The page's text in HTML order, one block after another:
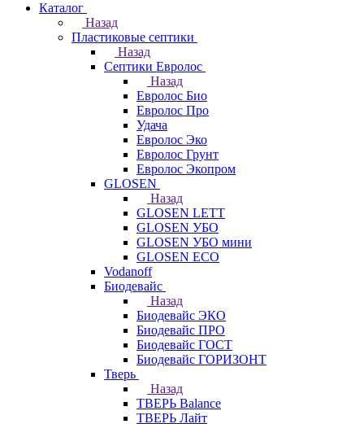
Каталог
Назад
Пластиковые септики
Назад
Септики Евролос
Назад
Евролос Био
Евролос Про
Удача
Евролос Эко
Евролос Грунт
Евролос Экопром
GLOSEN
Назад
GLOSEN LETT
GLOSEN УБО
GLOSEN УБО мини
GLOSEN ECO
Vodanoff
Биодевайс
Назад
Биодевайс ЭКО
Биодевайс ПРО
Биодевайс ГОСТ
Биодевайс ГОРИЗОНТ
Тверь
Назад
ТВЕРЬ Balance
ТВЕРЬ Лайт